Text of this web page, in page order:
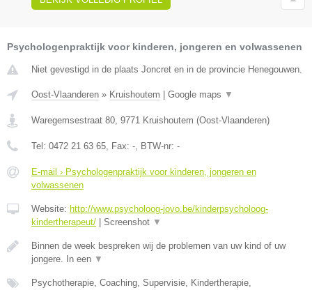
Psychologenpraktijk voor kinderen, jongeren en volwassenen
Niet gevestigd in de plaats Joncret en in de provincie Henegouwen.
Oost-Vlaanderen » Kruishoutem Google maps ▼
Waregemsestraat 80, 9771 Kruishoutem (Oost-Vlaanderen)
Tel: 0472 21 63 65, Fax: -, BTW-nr: -
E-mail › Psychologenpraktijk voor kinderen, jongeren en
volwassenen
Website: http://www.psycholoog-jovo.be/kinderpsycholoog-
kindertherapeut/
Screenshot ▼
Binnen de week bespreken wij de problemen van uw kind of uw
jongere. In een ▼
Psychotherapie, Coaching, Supervisie, Kindertherapie,